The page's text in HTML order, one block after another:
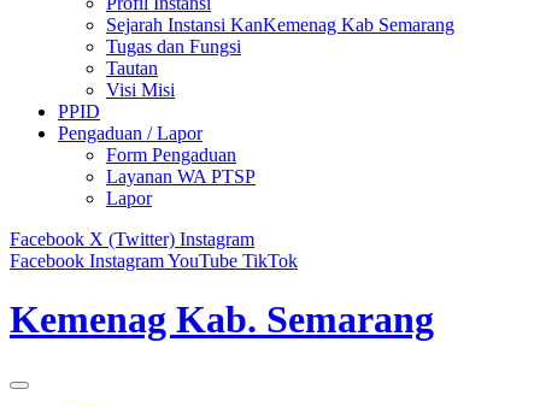
Sejarah Instansi KanKemenag Kab Semarang
Tugas dan Fungsi
Tautan
Visi Misi
PPID
Pengaduan / Lapor
Form Pengaduan
Layanan WA PTSP
Lapor
Facebook X (Twitter) Instagram
Facebook InstagramYouTube TikTok
Kemenag Kab. Semarang